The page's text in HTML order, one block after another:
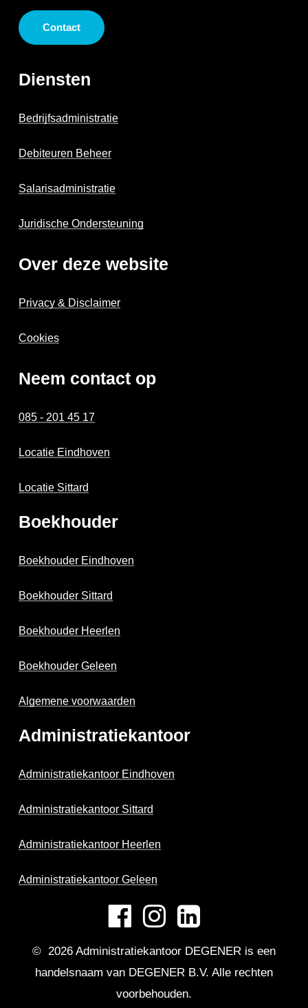
Contact
Diensten
Bedrijfsadministratie
Debiteuren Beheer
Salarisadministratie
Juridische Ondersteuning
Over deze website
Privacy & Disclaimer
Cookies
Neem contact op
085 - 201 45 17
Locatie Eindhoven
Locatie Sittard
Boekhouder
Boekhouder Eindhoven
Boekhouder Sittard
Boekhouder Heerlen
Boekhouder Geleen
Algemene voorwaarden
Administratiekantoor
Administratiekantoor Eindhoven
Administratiekantoor Sittard
Administratiekantoor Heerlen
Administratiekantoor Geleen
© 2026Administratiekantoor DEGENER is een
handelsnaam van DEGENER B.V. Alle rechten
voorbehouden.